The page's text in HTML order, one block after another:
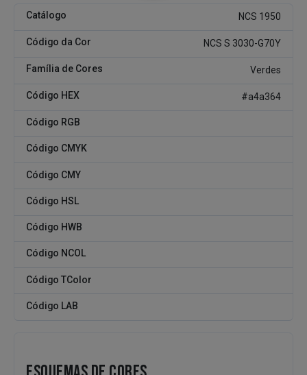
Catálogo NCS 1950
Código da Cor NCS S 3030-G70Y
Família de Cores Verdes
Código HEX #a4a364
Código RGB
Código CMYK
Código CMY
Código HSL
Código HWB
Código NCOL
Código TColor
Código LAB